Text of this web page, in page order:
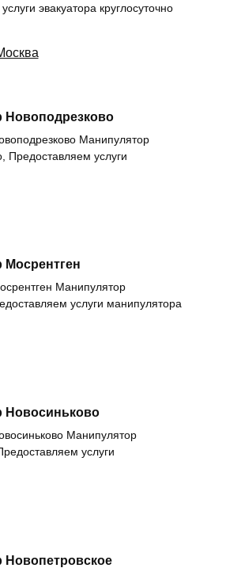
эвакуатора круглосуточно
Новоподрезково
Манипулятор
Предоставляем услуги
Мосрентген
Манипулятор
услуги манипулятора
Новосиньково
Манипулятор
услуги
Новопетровское